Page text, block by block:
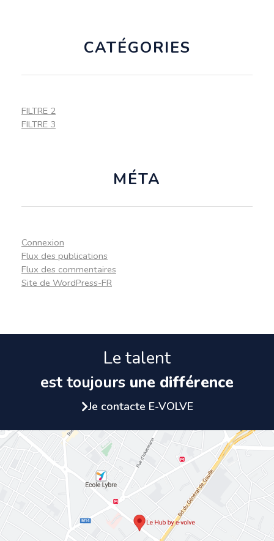
CATÉGORIES
FILTRE 2
FILTRE 3
MÉTA
Connexion
Flux des publications
Flux des commentaires
Site de WordPress-FR
Le talent
est toujours une différence
Je contacte E-VOLVE